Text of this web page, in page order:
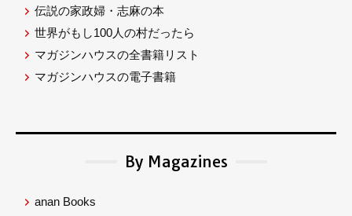
伝説の家政婦・志麻の本
世界がもし100人の村だったら
マガジンハウスの全書籍リスト
マガジンハウスの電子書籍
By Magazines
anan Books